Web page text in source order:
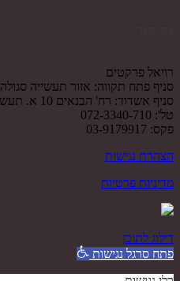
רויאל פרקטים
סניף פתח תקווה: אזור תעשייה סגולה
סניף אשדוד: רח' הבנאים 10 א. תעשייה
טל': 072-3340-710
פקס: 03-9179917
הצהרת נגישות
מדיניות פרטיות
דילוג לתוכן
פתח סרגל נגישות